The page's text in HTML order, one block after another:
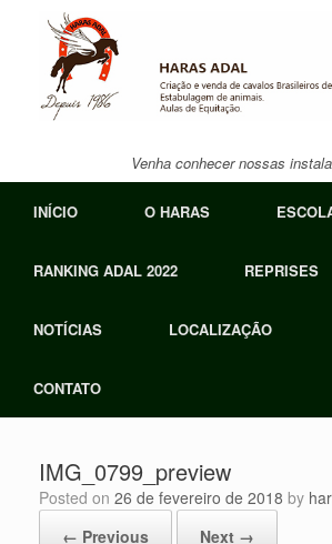
Venha conhecer nossas
INÍCIO O HARAS
RANKING ADAL 2022 REPRISES
NOTÍCIAS LOCALIZAÇÃO
CONTATO
IMG_0799_preview
Posted on 26 de fevereiro de 2018 by
← Previous
Next →